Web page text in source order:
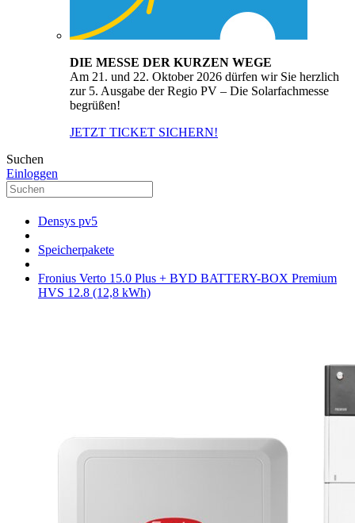
DIE MESSE DER KURZEN WEGE
Am 21. und 22. Oktober 2026 dürfen wir Sie herzlich
zur 5. Ausgabe der Regio PV – Die Solarfachmesse
begrüßen!
JETZT TICKET SICHERN!
Suchen
Einloggen
Densys pv5
Speicherpakete
Fronius Verto 15.0 Plus + BYD BATTERY-BOX Premium
HVS 12.8 (12,8 kWh)